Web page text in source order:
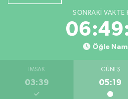
SONRAKI VAKTE
Öğle
İMSAK
03:39
GÜNEŞ
05:19